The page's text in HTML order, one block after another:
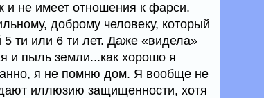
и не имеет отношения к фарси.
доброму человеку, который
ти или 6 ти лет. Даже «видела»
и пыль земли...как хорошо я
я не помню дом. Я вообще не
иллюзию защищенности, хотя